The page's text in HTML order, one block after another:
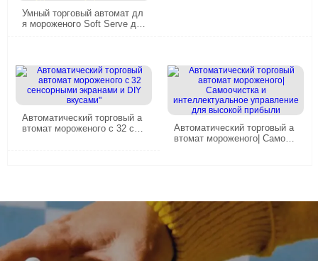
Умный торговый автомат дл
я мороженого Soft Serve дл
ой удаленного управления
Автоматический торговый а
втомат мороженого с 32 сен
Автоматический торговый а
втомат мороженого| Самооч